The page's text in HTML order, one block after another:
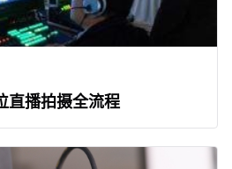
直播拍摄全流程